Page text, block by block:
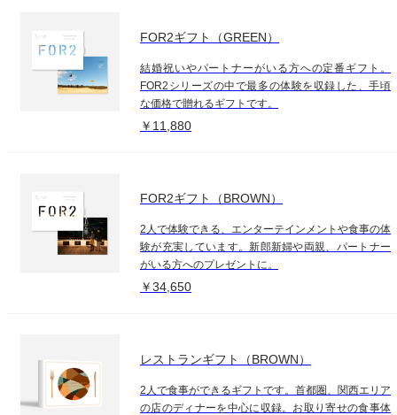
FOR2ギフト（GREEN）
結婚祝いやパートナーがいる方への定番ギフト。
FOR2シリーズの中で最多の体験を収録した、手頃
な価格で贈れるギフトです。
￥11,880
FOR2ギフト（BROWN）
2人で体験できる、エンターテインメントや食事の体
験が充実しています。新郎新婦や両親、パートナー
がいる方へのプレゼントに。
￥34,650
レストランギフト（BROWN）
2人で食事ができるギフトです。首都圏、関西エリア
の店のディナーを中心に収録。お取り寄せの食事体